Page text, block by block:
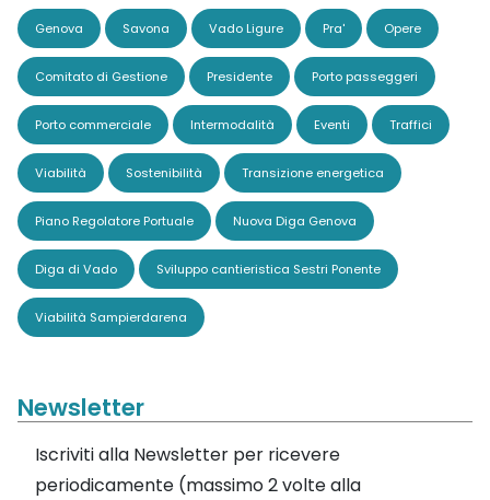
Genova Savona Vado Ligure Pra' Opere
Comitato di Gestione Presidente Porto passeggeri
Porto commerciale Intermodalità Eventi Traffici
Viabilità Sostenibilità Transizione energetica
Piano Regolatore Portuale Nuova Diga Genova
Diga di Vado Sviluppo cantieristica Sestri Ponente
Viabilità Sampierdarena
Newsletter
Iscriviti alla Newsletter per ricevere
periodicamente (massimo 2 volte alla